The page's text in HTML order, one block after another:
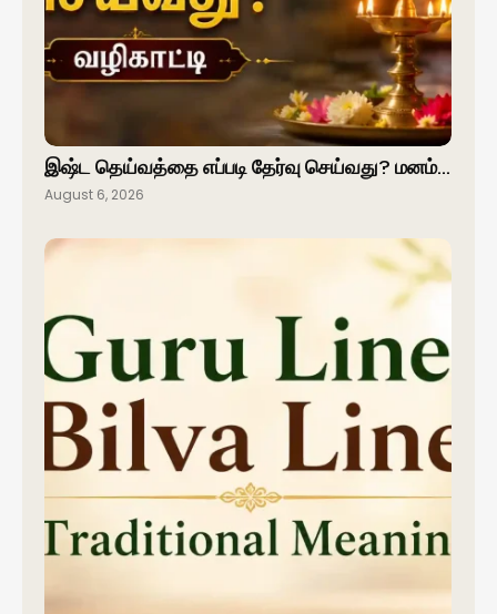
இஷ்ட தெய்வத்தை எப்படி தேர்வு செய்வது? மனம்…
August 6, 2026